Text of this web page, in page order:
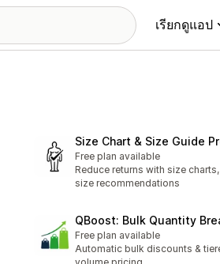
เรียกดูแอป
Size Chart & Size Guide
Free plan available
Reduce returns with size
size recommendations
QBoost: Bulk Quantity
Free plan available
Automatic bulk discounts &